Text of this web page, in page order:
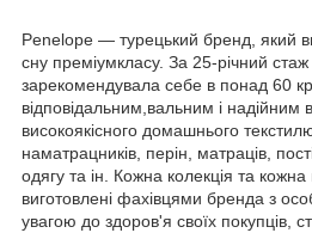
Penelope — турецький бренд, який
сну преміумкласу. За 25-річний
зарекомендувала себе в понад 60
відповідальним,вальним і надійним
високоякісного домашнього
наматрацників, перін, матраців,
одягу та ін. Кожна колекція та
виготовлені фахівцями бренда з
увагою до здоров'я своїх покупців,